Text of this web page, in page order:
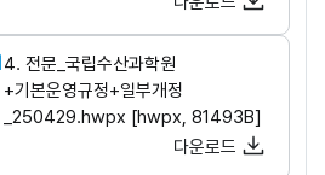
4. 전문_국립수산과학원
+기본운영규정+일부개정
_250429.hwpx [hwpx, 81493B]
다운로드